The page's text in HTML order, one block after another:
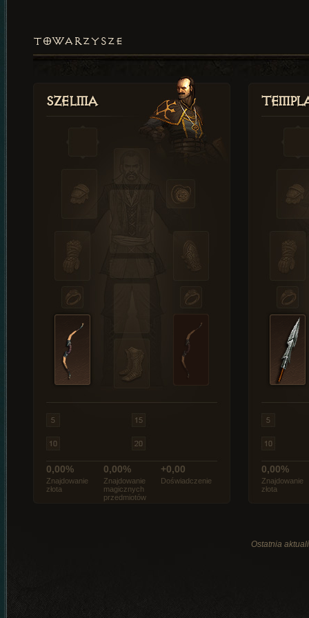
TOWARZYSZE
Szelma
0,00%
Znajdowanie
złota
0,00%
Znajdowanie
magicznych
przedmiotów
+0,00
Doświadczenie
0,00%
Znajdowanie
złota
Ostatnia